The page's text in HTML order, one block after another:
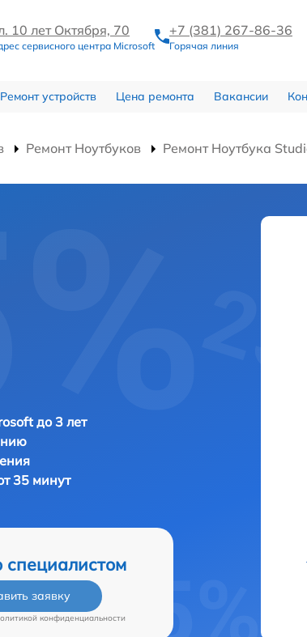
10 лет Октября, 70
сервисного центра Microsoft
+7 (381) 267-86-36
Горячая линия
Ремонт устройств Цена ремонта Вакансии
Ремонт Ноутбуков Ремонт Ноутбука
до 3 лет
35 минут
специалистом
заявку
конфиденциальности